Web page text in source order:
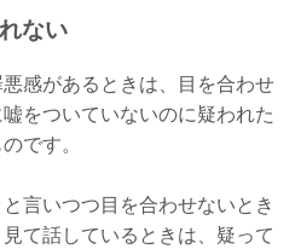
ら別れる
ない
感があるときは、目を合わせ
をついていないのに疑われた
です。
言いつつ目を合わせないとき
て話しているときは、疑って